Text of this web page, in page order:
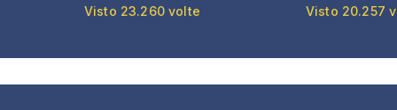
Visto 23.260 volte Visto 20.257